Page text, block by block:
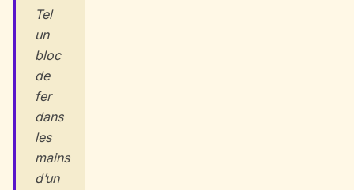
Tel
un
bloc
de
fer
dans
les
mains
d’un